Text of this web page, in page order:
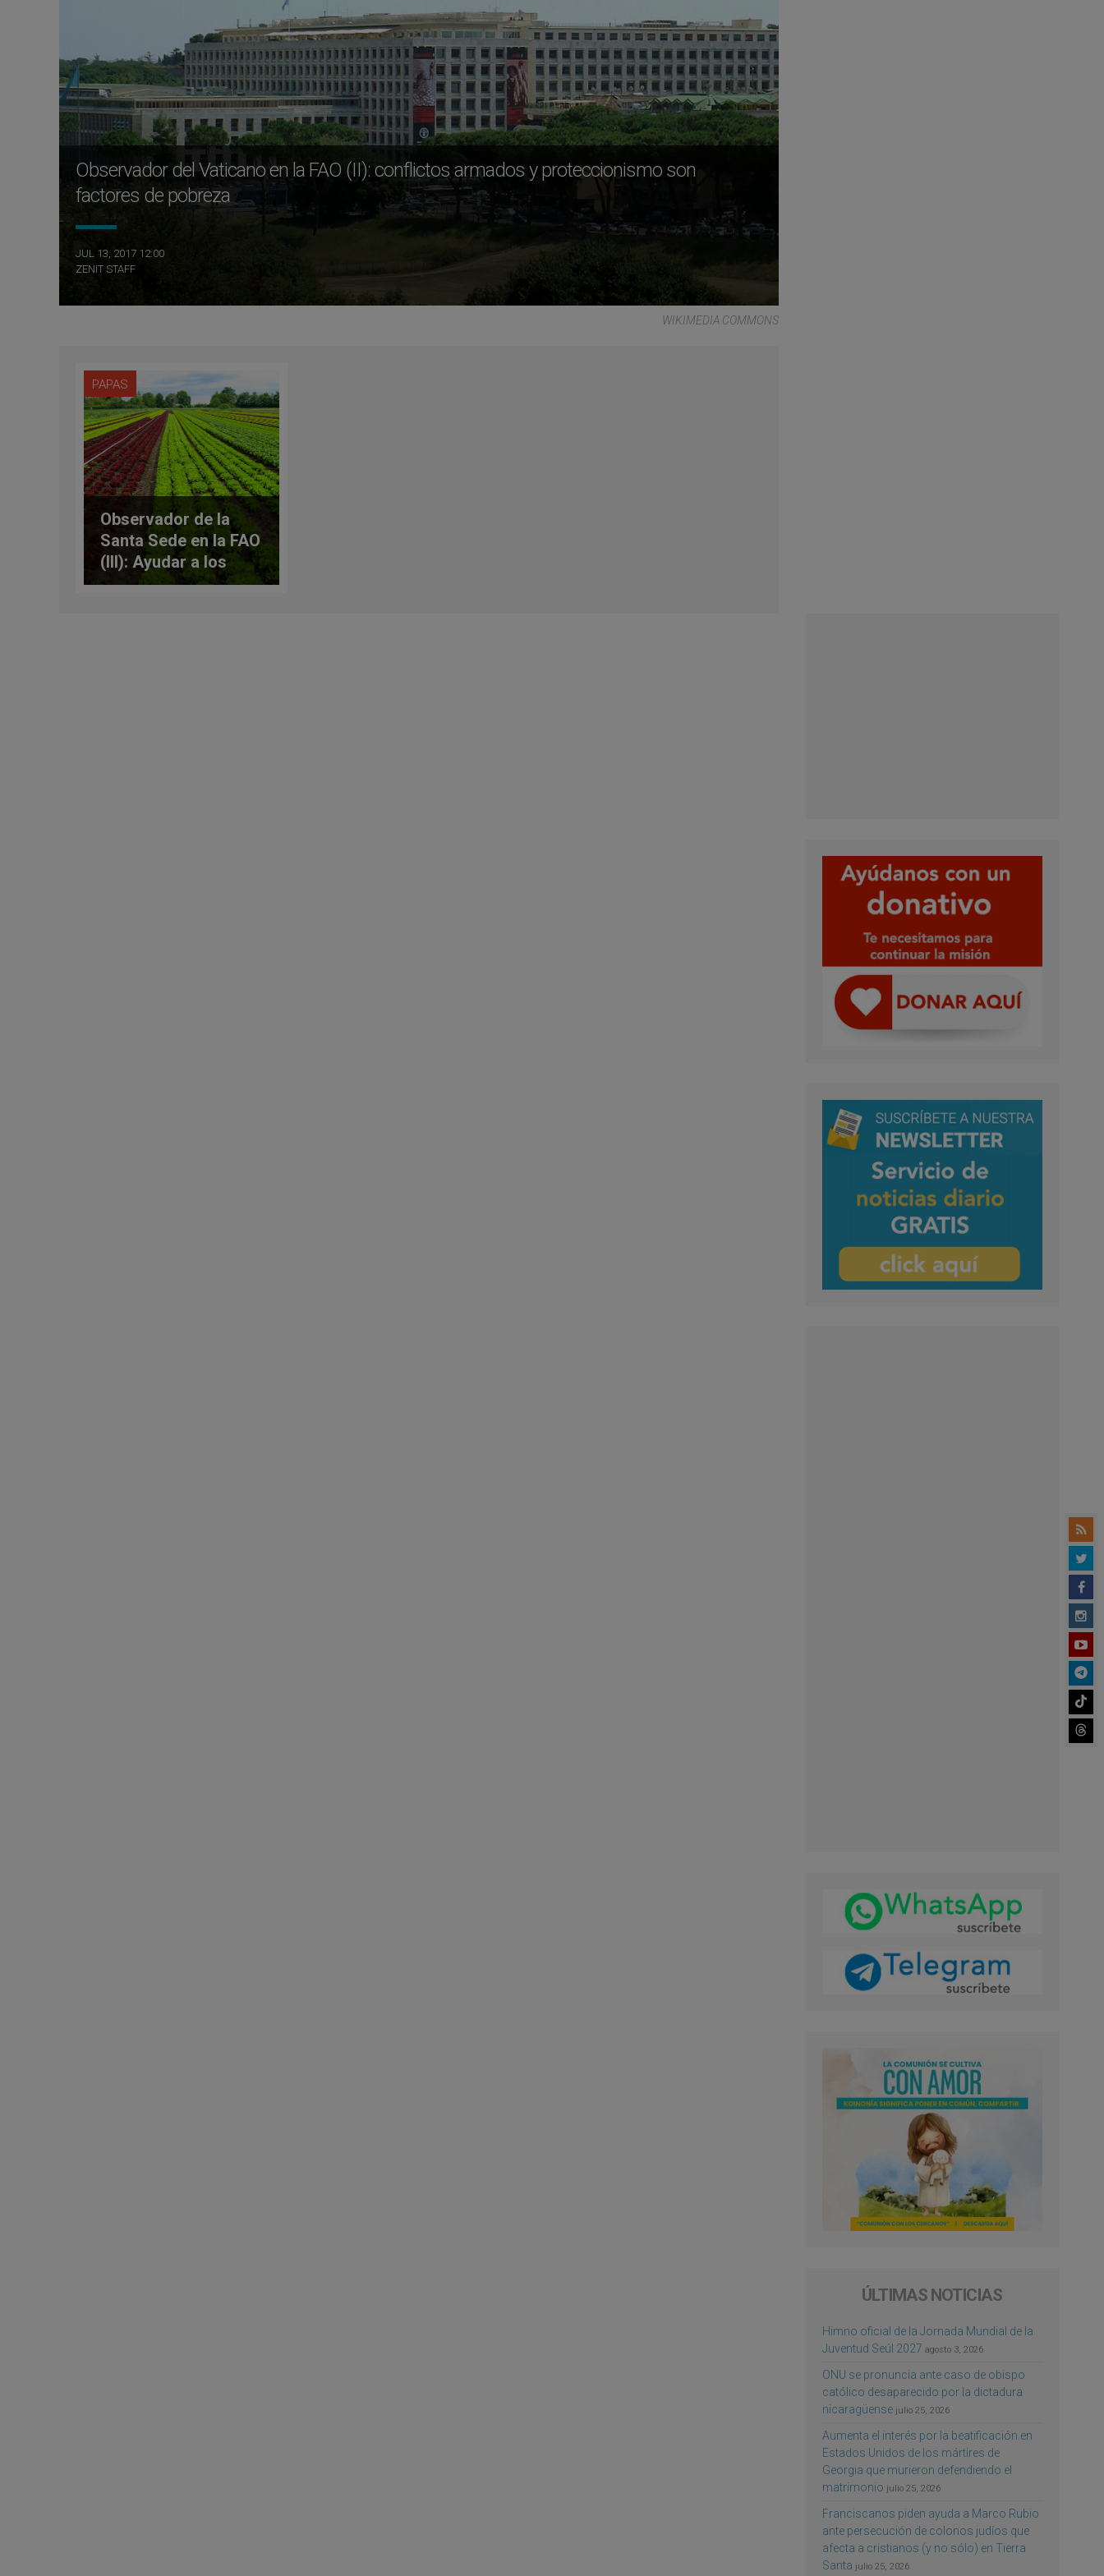
Observador del Vaticano en la FAO (II): conflictos armados y proteccionismo son
factores de pobreza
JUL 13, 2017 12:00
ZENIT STAFF
WIKIMEDIA COMMONS
PAPAS
Observador de la
Santa Sede en la FAO
(III): Ayudar a los
cultivos sostenibles,
ÚLTIMAS NOTICIAS
Himno oficial de la Jornada Mundial de la
Juventud Seúl 2027 agosto 3, 2026
ONU se pronuncia ante caso de obispo
católico desaparecido por la dictadura
nicaragüense julio 25, 2026
Aumenta el interés por la beatificación en
Estados Unidos de los mártires de
Georgia que murieron defendiendo el
matrimonio julio 25, 2026
Franciscanos piden ayuda a Marco Rubio
ante persecución de colonos judíos que
afecta a cristianos (y no sólo) en Tierra
Santa julio 25, 2026